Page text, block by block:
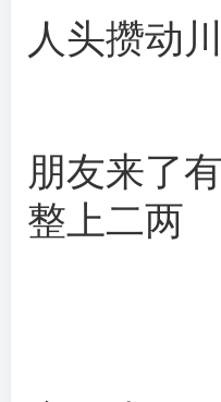
人头攒动
朋友来了
整上二两